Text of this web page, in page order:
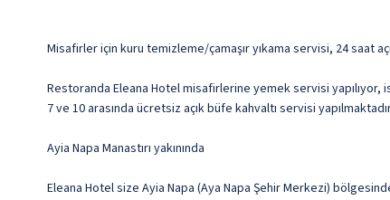
Misafirler için kuru temizleme/çamaşır yıkama servisi, 24 saat
Restoranda Eleana Hotel misafirlerine yemek servisi
7 ve 10 arasında ücretsiz açık büfe kahvaltı servisi
Ayia Napa Manastırı yakınında
Eleana Hotel size Ayia Napa (Aya Napa Şehir Merkezi)